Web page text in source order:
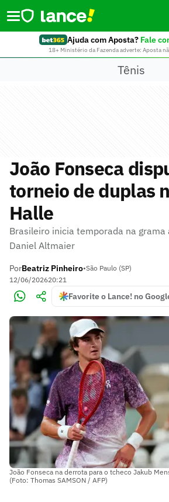
Ajuda com Aposta? Fale
18+ Ministério da Fazenda adverte: Aposta
Tênis
João Fonseca
torneio de duplas
Halle
Brasileiro inicia temporada na grama
Daniel Altmaier
PorBeatriz Pinheiro•São Paulo (SP)
12/06/202620:21
Favorite o Lance! no
João Fonseca na derrota para o tcheco Jakub
(Foto: Thomas SAMSON / AFP)